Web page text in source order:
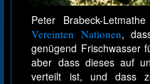
Peter Brabeck-
Vereinten Nationen,
genügend Frischwasser
aber dass dieses auf
verteilt ist, und dass